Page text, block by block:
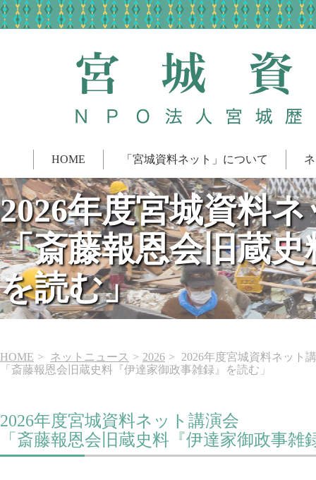
HOME 「宮城資料ネット」について
2026年度宮城資料
「斎藤報恩会旧蔵
を読む」
HOME ネットニュース 2026
2026年度宮城資料ネット
「斎藤報恩会旧蔵史料『伊達家御政事雑録』を読む」
2026年度宮城資料ネット講演会
「斎藤報恩会旧蔵史料『伊達家御政事雑